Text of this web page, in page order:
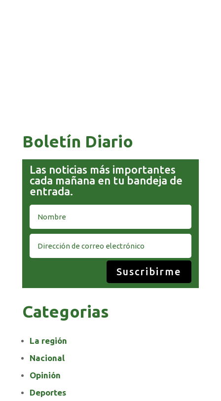
Boletín Diario
Las noticias más importantes
cada mañana en tu bandeja de
entrada.
Suscribirme
Categorias
La región
Nacional
Opinión
Deportes